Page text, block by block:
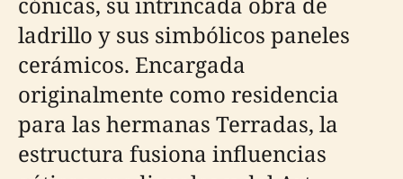
ladrillo y sus simbólicos paneles
cerámicos. Encargada
originalmente como residencia
para las hermanas Terradas, la
estructura fusiona influencias